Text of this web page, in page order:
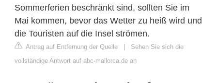
Sommerferien beschränkt sind, sollten Sie im
Mai kommen, bevor das Wetter zu heiß wird und
die Touristen auf die Insel strömen.
Antrag auf Entfernung der Quelle | Sehen Sie sich die
vollständige Antwort auf abc-mallorca.de an